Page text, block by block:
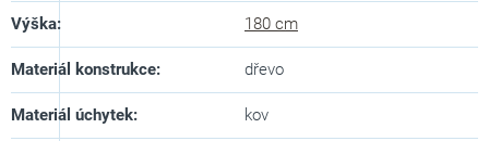
Výška: 180 cm
Materiál konstrukce: dřevo
Materiál úchytek: kov